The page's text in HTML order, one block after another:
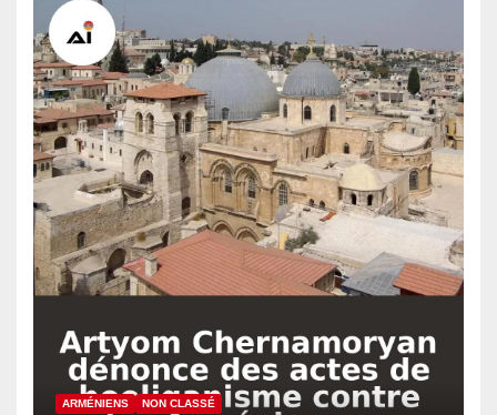
ARMÉNIENS NON CLASSÉ